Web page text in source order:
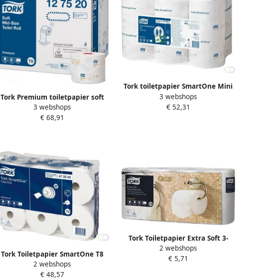
Tork Premium toiletpapier soft
mid-size 2-laags systeem T6 wit
pak van 27 rollen
3 webshops
€ 68,91
Tork toiletpapier SmartOne Mini
2-laags 111 meter systeem T9
pak van 12 rollen
3 webshops
€ 52,31
Tork Toiletpapier SmartOne T8
advanced 2 laags 1150 vel wit
472242
2 webshops
€ 48,57
Tork Toiletpapier Extra Soft 3-
laags Wit 155 Vel voor systeem
T4 pak van 8 rollen
2 webshops
€ 5,71